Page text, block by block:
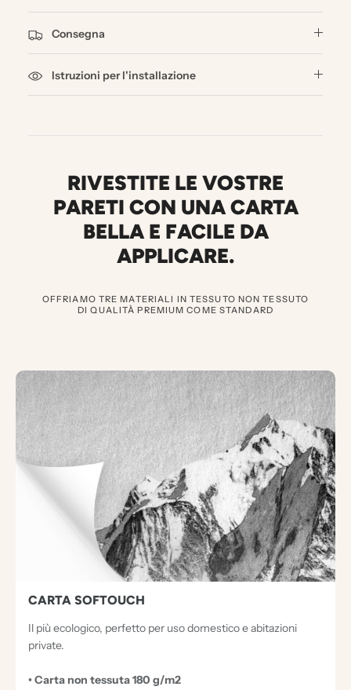
Consegna
Istruzioni per l'installazione
RIVESTITE LE VOSTRE
PARETI CON UNA CARTA
BELLA E FACILE DA
APPLICARE.
OFFRIAMO TRE MATERIALI IN TESSUTO NON TESSUTO
DI QUALITÀ PREMIUM COME STANDARD
3
D
O
C
U
CARTA SOFTOUCH
Il più ecologico, perfetto per uso domestico e abitazioni
private.
• Carta non tessuta 180 g/m2